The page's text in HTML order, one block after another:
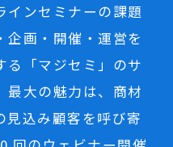
インセミナーの課題
企画・開催・運営を
る「マジセミ」のサ
最大の魅力は、商材
見込み顧客を呼び寄